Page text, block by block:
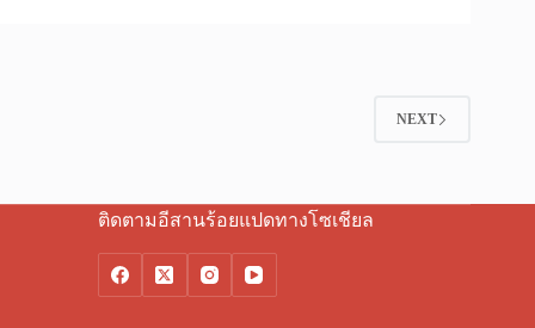
NEXT
ติดตามอีสานร้อยแปดทางโซเชียล